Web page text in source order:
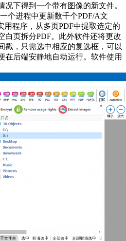
况下得到一个带有图像的新文件。
个进程中更新数千个PDF/A文
用程序，从多页PDF中提取选定的
白页拆分PDF。此外软件还将更改
戳，只需选中相应的复选框，可以
在后端安静地自动运行。软件使用